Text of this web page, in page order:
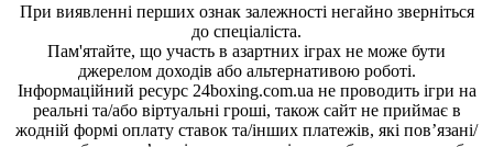
При виявленні перших ознак залежності негайно зверніться
до спеціаліста.
Пам'ятайте, що участь в азартних іграх не може бути
джерелом доходів або альтернативою роботі.
Інформаційний ресурс 24boxing.com.ua не проводить ігри на
реальні та/або віртуальні гроші, також сайт не приймає в
жодній формі оплату ставок та/інших платежів, які пов’язані/